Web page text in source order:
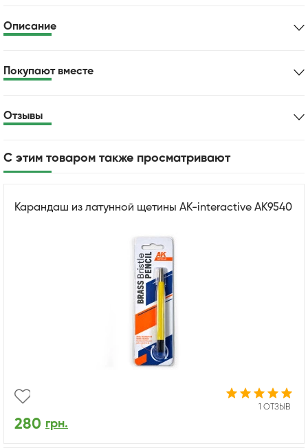
Описание
Покупают вместе
Отзывы
С этим товаром также просматривают
Карандаш из латунной щетины AK-interactive AK9540
1 ОТЗЫВ
280 грн.